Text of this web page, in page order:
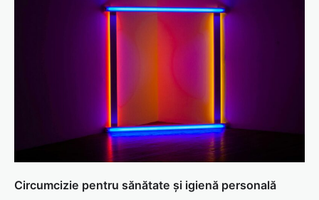
Circumcizie pentru sănătate și igienă personală